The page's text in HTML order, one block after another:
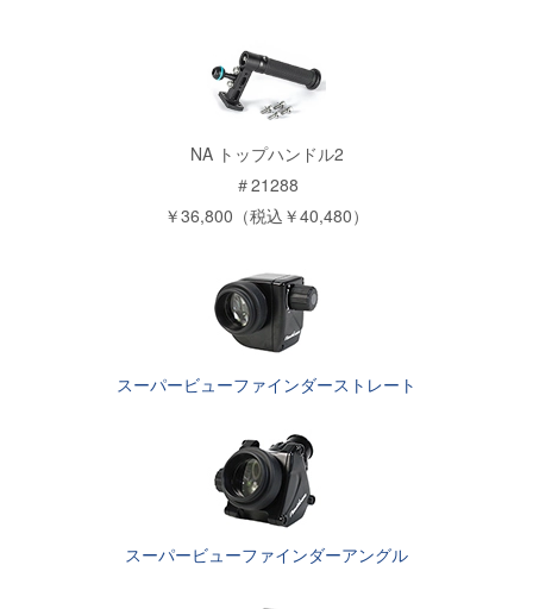
NA トップハンドル2
＃21288
￥36,800（税込￥40,480）
スーパービューファインダーストレート
スーパービューファインダーアングル